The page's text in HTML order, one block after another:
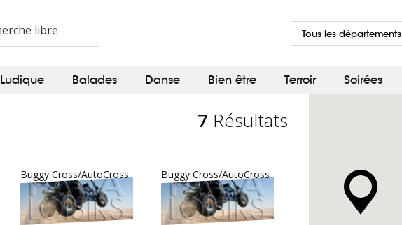
Tous les départements
Ludique Balades Danse Bien être Terroir Soirées
7 Résultats
Buggy Cross/AutoCross Buggy Cross/AutoCross